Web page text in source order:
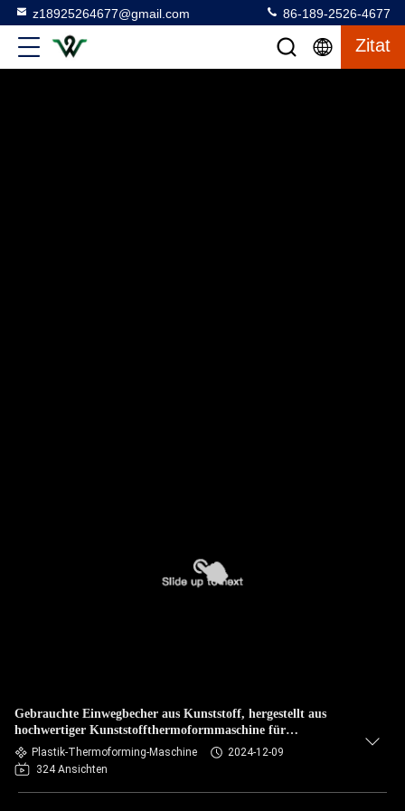
z18925264677@gmail.com 86-189-2526-4677
Zitat
Gebrauchte Einwegbecher aus Kunststoff, hergestellt aus
hochwertiger Kunststoffthermoformmaschine für
Lebensmittel
Plastik-Thermoforming-Maschine
2024-12-09
324 Ansichten